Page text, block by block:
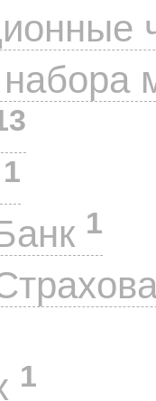
1
1
1